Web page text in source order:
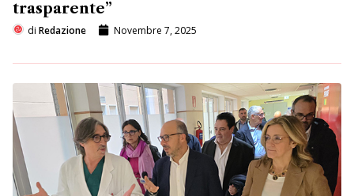
trasparente”
di Redazione Novembre 7, 2025